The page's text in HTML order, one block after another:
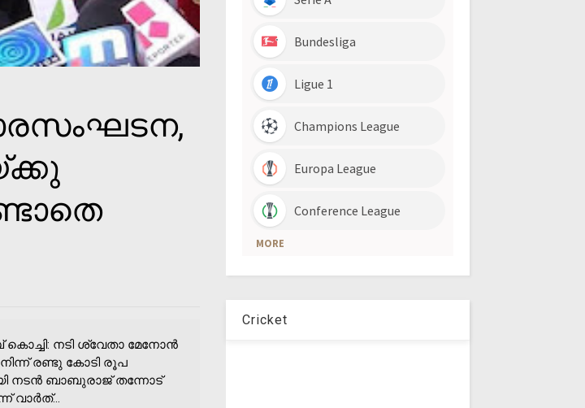
നടി ശ്വേതാ മേനോന്‍
രണ്ടു കോടി രൂപ
നടന്‍ ബാബുരാജ് തന്നോട്
വാര്‍ത്...
Cricket